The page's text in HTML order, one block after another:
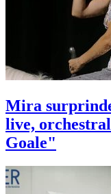
Mira
live,
Goale"